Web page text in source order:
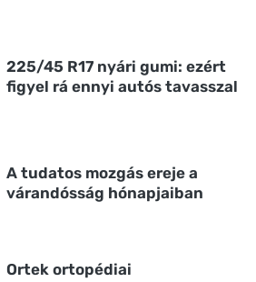
225/45 R17 nyári gumi: ezért
figyel rá ennyi autós tavasszal
A tudatos mozgás ereje a
várandósság hónapjaiban
Ortek ortopédiai